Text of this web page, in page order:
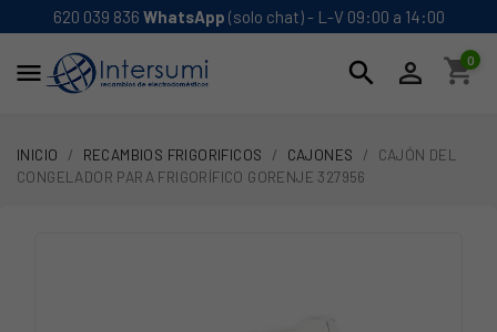
620 039 836 WhatsApp (solo chat) - L-V 09:00 a 14:00
 search  shopping_cart
0
INICIO RECAMBIOS FRIGORIFICOS CAJONES
CAJÓN DEL
CONGELADOR PARA FRIGORÍFICO GORENJE 327956